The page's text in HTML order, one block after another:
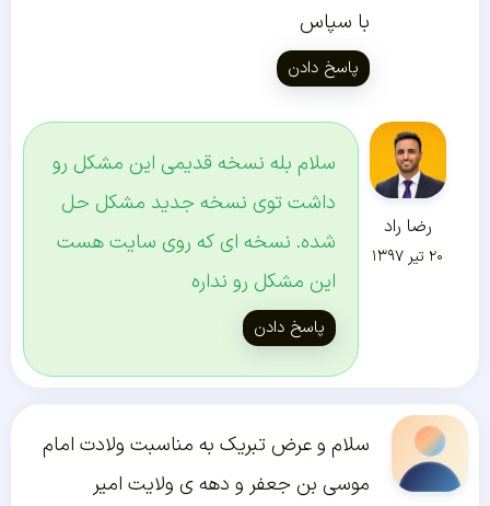
با سپاس
پاسخ دادن
رضا راد
۲۰ تیر ۱۳۹۷
سلام بله نسخه قدیمی این مشکل رو
داشت توی نسخه جدید مشکل حل
شده. نسخه ای که روی سایت هست
این مشکل رو نداره
پاسخ دادن
سلام و عرض تبریک به مناسبت ولادت امام
موسی بن جعفر و دهه ی ولایت امیر